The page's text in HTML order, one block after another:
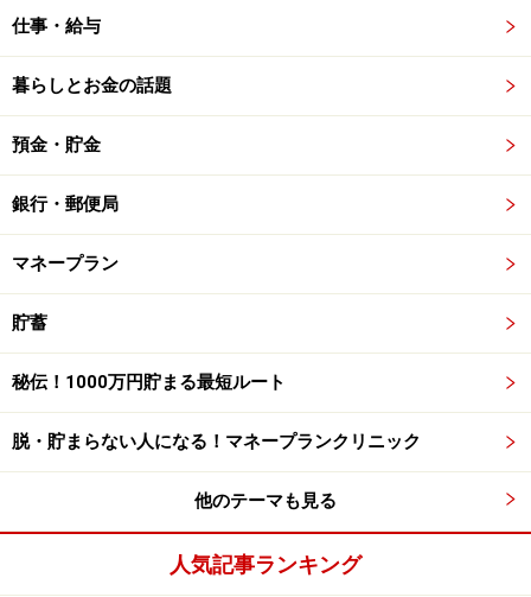
仕事・給与
暮らしとお金の話題
預金・貯金
銀行・郵便局
マネープラン
貯蓄
秘伝！1000万円貯まる最短ルート
脱・貯まらない人になる！マネープランクリニック
他のテーマも見る
人気記事ランキング